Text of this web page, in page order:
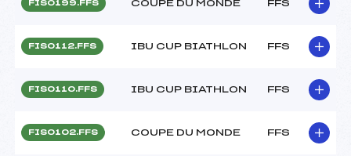
FIS0199.FFS COUPE DU MONDE FFS
FIS0112.FFS IBU CUP BIATHLON FFS
FIS0110.FFS IBU CUP BIATHLON FFS
FIS0102.FFS COUPE DU MONDE FFS